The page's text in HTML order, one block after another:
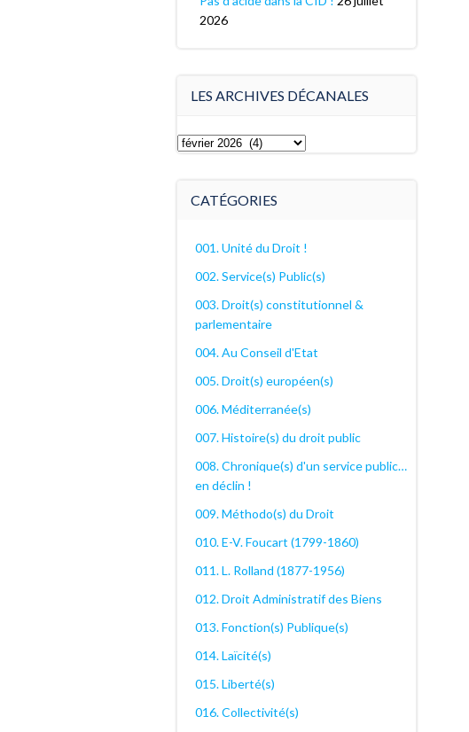
2026
LES ARCHIVES DÉCANALES
Les
CATÉGORIES
001. Unité du Droit !
002. Service(s) Public(s)
003. Droit(s) constitutionnel &
parlementaire
004. Au Conseil d'Etat
005. Droit(s) européen(s)
006. Méditerranée(s)
007. Histoire(s) du droit public
008. Chronique(s) d'un service public…
en déclin !
009. Méthodo(s) du Droit
010. E-V. Foucart (1799-1860)
011. L. Rolland (1877-1956)
012. Droit Administratif des Biens
013. Fonction(s) Publique(s)
014. Laïcité(s)
015. Liberté(s)
016. Collectivité(s)